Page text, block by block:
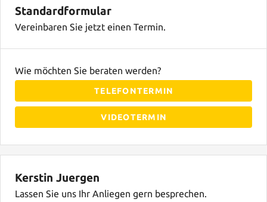
Standardformular
Vereinbaren Sie jetzt einen Termin.
Wie möchten Sie beraten werden?
TELEFONTERMIN
VIDEOTERMIN
Kerstin Juergen
Lassen Sie uns Ihr Anliegen gern besprechen.